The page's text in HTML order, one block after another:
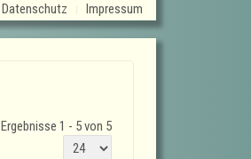
Datenschutz Impressum
Ergebnisse 1 - 5 von 5